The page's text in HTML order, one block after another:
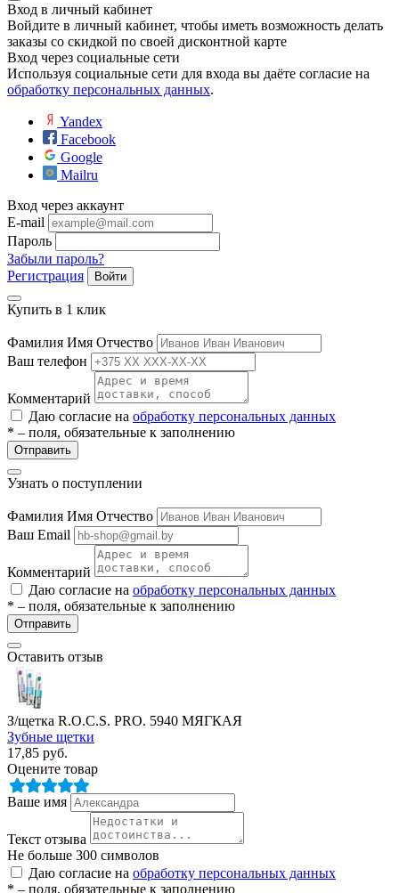
Вход в личный кабинет
Войдите в личный кабинет, чтобы иметь возможность делать
заказы со скидкой по своей дисконтной карте
Вход через социальные сети
Используя социальные сети для входа вы даёте согласие на
обработку персональных данных.
Yandex
Facebook
Google
Mailru
Вход через аккаунт
E-mail
Пароль
Забыли пароль?
Регистрация
Войти
Купить в 1 клик
Фамилия Имя Отчество
Ваш телефон
Комментарий
Даю согласие на обработку персональных данных
* – поля, обязательные к заполнению
Отправить
Узнать о поступлении
Фамилия Имя Отчество
Ваш Email
Комментарий
Даю согласие на обработку персональных данных
* – поля, обязательные к заполнению
Отправить
Оставить отзыв
З/щетка R.O.C.S. PRO. 5940 МЯГКАЯ
Зубные щетки
17,85 руб.
Оцените товар
Ваше имя
Текст отзыва
Не больше 300 символов
Даю согласие на обработку персональных данных
* – поля, обязательные к заполнению